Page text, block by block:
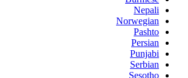
Nepali
Norwegian
Pashto
Persian
Punjabi
Serbian
Sesotho